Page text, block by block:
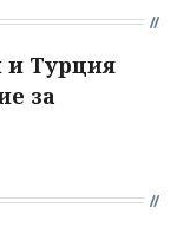
и Турция
за